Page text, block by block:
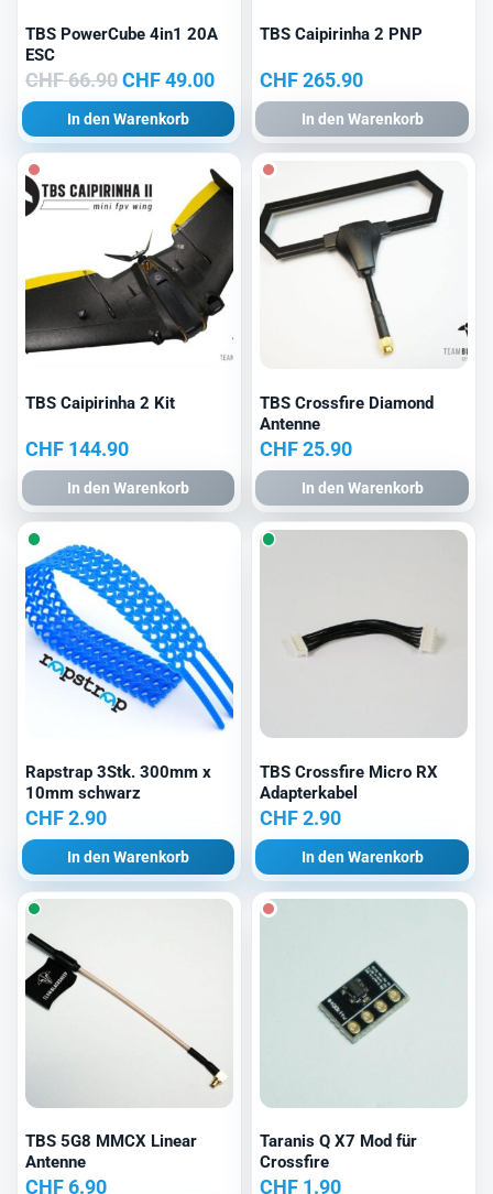
TBS PowerCube 4in1 20A
ESC
CHF66.90Ursprünglicher
Preis
war:
CHF49.00Aktueller
Preis
ist:
CHF 49.00.
In den Warenkorb
TBS Caipirinha 2 PNP
CHF265.90
In den Warenkorb
TBS Caipirinha 2 Kit
CHF 144.90
In den Warenkorb
TBS Crossfire Diamond
Antenne
CHF25.90
In den Warenkorb
Rapstrap 3Stk. 300mm x
10mm schwarz
CHF2.90
In den Warenkorb
TBS Crossfire Micro RX
Adapterkabel
CHF2.90
In den Warenkorb
TBS 5G8 MMCX Linear
Antenne
CHF6.90
Taranis Q X7 Mod für
Crossfire
CHF1.90